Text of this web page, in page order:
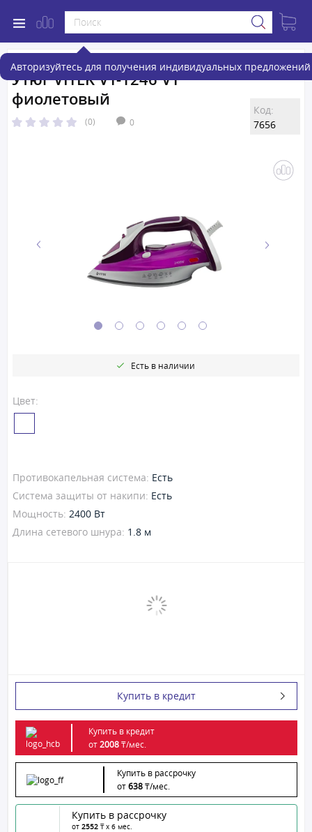
Авторизуйтесь для получения индивидуальных предложений
Утюг VITEK VT-1246 VT
фиолетовый
(0) 0
Код:
7656
Цвет:
Есть в наличии
Противокапельная система: Есть
Система защиты от накипи: Есть
Мощность: 2400 Вт
Длина сетевого шнура: 1.8 м
Купить в кредит
Купить в кредит
от2008₸/мес.
Купить в рассрочку
от638₸/мес.
Купить в рассрочку
от 2552 ₸ x 6 мес.